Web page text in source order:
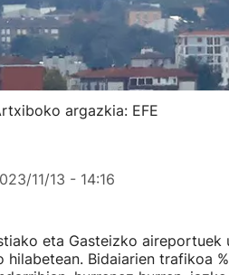
argazkia: EFE
11/13 - 14:16
eta Gasteizko
hilabetean. Bidaiarien trafikoa